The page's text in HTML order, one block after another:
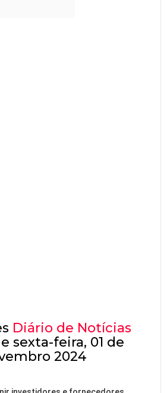
Diário de Notícias
sexta-feira, 01 de
2024